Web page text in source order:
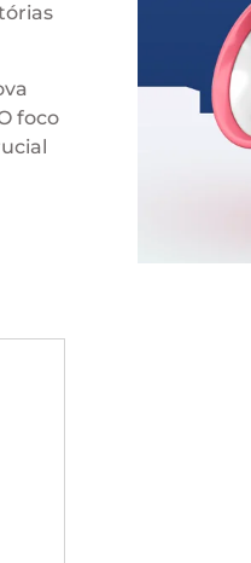
foco